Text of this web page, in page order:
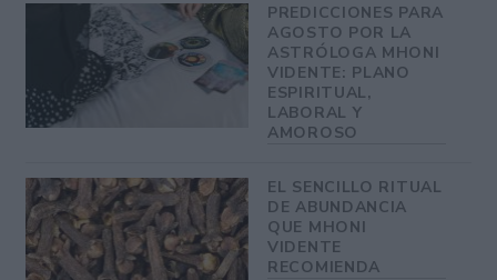
PREDICCIONES PARA
AGOSTO POR LA
ASTRÓLOGA MHONI
VIDENTE: PLANO
ESPIRITUAL,
LABORAL Y
AMOROSO
EL SENCILLO RITUAL
DE ABUNDANCIA
QUE MHONI
VIDENTE
RECOMIENDA